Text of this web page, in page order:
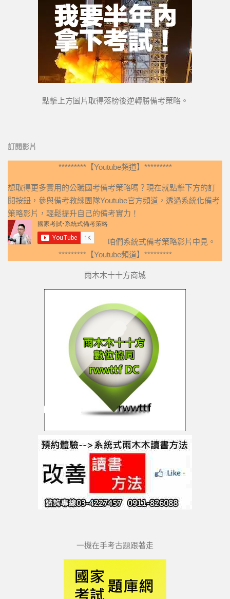
點擊上方圖片取得落榜後逆轉勝備考策略。
訂閱影片
*********【Youtube頻道】*********
想取得更多實用的公職國考備考策略嗎？現在就點擊下方的訂
閱按鈕，參與備考教練團隊Youtube官方頻道，透過系統化備考
策略影片，輕鬆提升自己的備考實力！
咱們系統式備考策略影片中見。
*********【Youtube頻道】*********
雨木木十十方商城
一機在手考古題跟著走